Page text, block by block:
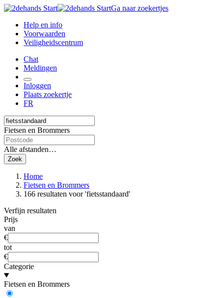
Ga naar zoekertjes
Help en info
Voorwaarden
Veiligheidscentrum
Chat
Meldingen
Inloggen
Plaats zoekertje
FR
Fietsen en Brommers
Alle afstanden…
Zoek
Home
Fietsen en Brommers
166 resultaten voor 'fietsstandaard'
Verfijn resultaten
Prijs
van
€
tot
€
Categorie
Fietsen en Brommers